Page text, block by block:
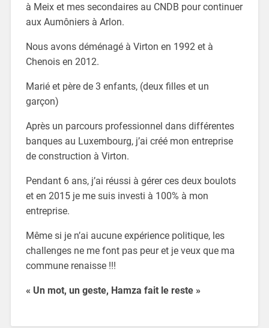
à Meix et mes secondaires au CNDB pour continuer
aux Aumôniers à Arlon.
Nous avons déménagé à Virton en 1992 et à
Chenois en 2012.
Marié et père de 3 enfants, (deux filles et un
garçon)
Après un parcours professionnel dans différentes
banques au Luxembourg, j’ai créé mon entreprise
de construction à Virton.
Pendant 6 ans, j’ai réussi à gérer ces deux boulots
et en 2015 je me suis investi à 100% à mon
entreprise.
Même si je n’ai aucune expérience politique, les
challenges ne me font pas peur et je veux que ma
commune renaisse !!!
« Un mot, un geste, Hamza fait le reste »